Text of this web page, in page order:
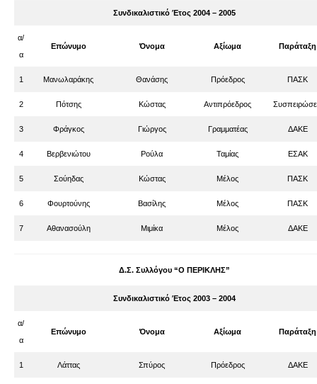
Συνδικαλιστικό Έτος 2004 – 2005
α/
α
Επώνυμο Όνομα Αξίωμα Παράταξη
1 Μανωλαράκης Θανάσης Πρόεδρος ΠΑΣΚ
2 Πότσης Κώστας Αντιπρόεδρος
3 Φράγκος Γιώργος Γραμματέας ΔΑΚΕ
4 Βερβενιώτου Ρούλα Ταμίας ΕΣΑΚ
5 Σούηδας Κώστας Μέλος ΠΑΣΚ
6 Φουρτούνης Βασίλης Μέλος ΠΑΣΚ
7 Αθανασούλη Μιμίκα Μέλος ΔΑΚΕ
Δ.Σ. Συλλόγου “Ο ΠΕΡΙΚΛΗΣ”
Συνδικαλιστικό Έτος 2003 – 2004
α/
α
Επώνυμο Όνομα Αξίωμα Παράταξη
1 Λάττας Σπύρος Πρόεδρος ΔΑΚΕ